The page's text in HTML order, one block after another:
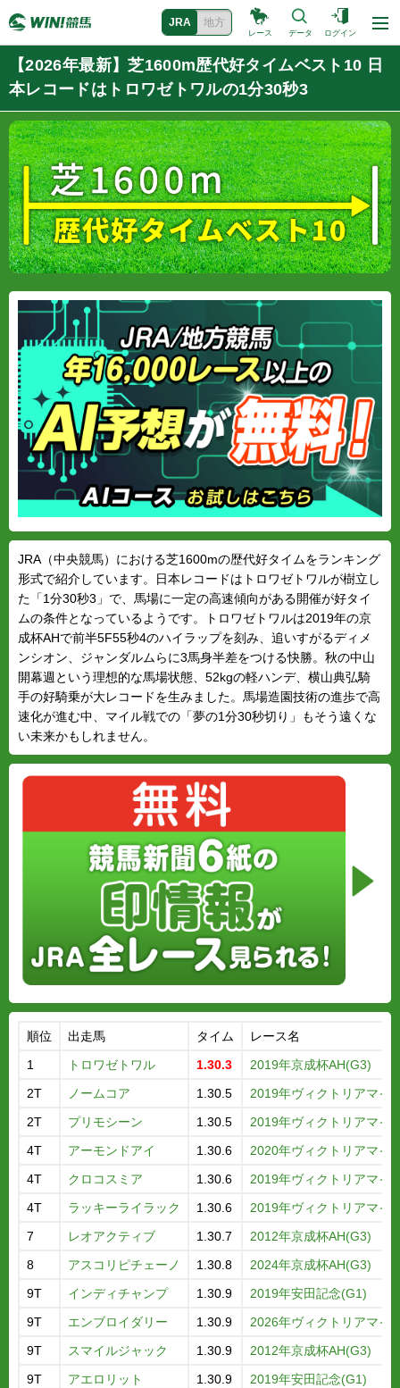
JRA 地方
レース データ ログイン
【2026年最新】芝1600m歴代好タイムベスト10 日
本レコードはトロワゼトワルの1分30秒3
JRA（中央競馬）における芝1600mの歴代好タイムをランキング
形式で紹介しています。日本レコードはトロワゼトワルが樹立し
た「1分30秒3」で、馬場に一定の高速傾向がある開催が好タイ
ムの条件となっているようです。トロワゼトワルは2019年の京
成杯AHで前半5F55秒4のハイラップを刻み、追いすがるディメ
ンシオン、ジャンダルムらに3馬身半差をつける快勝。秋の中山
開幕週という理想的な馬場状態、52kgの軽ハンデ、横山典弘騎
手の好騎乗が大レコードを生みました。馬場造園技術の進歩で高
速化が進む中、マイル戦での「夢の1分30秒切り」もそう遠くな
い未来かもしれません。
順位 出走馬 タイム
レース名
1
トロワゼトワル 1.30.3
2019年京成杯AH(G3)
2T
ノームコア 1.30.5
2019年ヴィクトリアマイ
2T
プリモシーン 1.30.5
2019年ヴィクトリアマイ
4T
アーモンドアイ 1.30.6
2020年ヴィクトリアマイ
4T
クロコスミア 1.30.6
2019年ヴィクトリアマイ
4T
ラッキーライラック 1.30.6
2019年ヴィクトリアマイ
7
レオアクティブ 1.30.7
2012年京成杯AH(G3)
8
アスコリピチェーノ 1.30.8
2024年京成杯AH(G3)
9T
インディチャンプ 1.30.9
2019年安田記念(G1)
9T
エンブロイダリー 1.30.9
2026年ヴィクトリアマイ
9T
スマイルジャック 1.30.9
2012年京成杯AH(G3)
9T
アエロリット 1.30.9
2019年安田記念(G1)